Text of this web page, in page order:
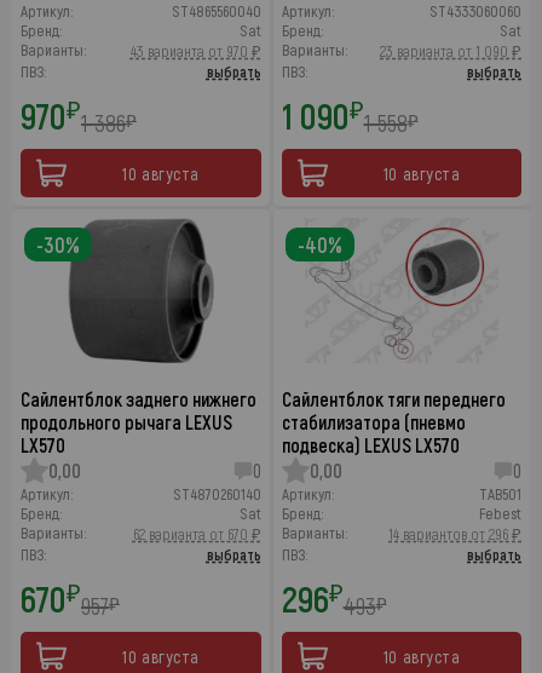
Артикул:
ST4865560040
Бренд:
Sat
Варианты:
43 варианта от 970 ₽
ПВЗ:
выбрать
970₽1 386₽
10 августа
Артикул:
ST4333060060
Бренд:
Sat
Варианты:
23 варианта от 1 090 ₽
ПВЗ:
выбрать
1 090₽1 558₽
10 августа
Сайлентблок заднего нижнего
продольного рычага LEXUS
LX570
0,00
0
Артикул:
ST4870260140
Бренд:
Sat
Варианты:
62 варианта от 670 ₽
ПВЗ:
выбрать
670₽957₽
10 августа
-30%
Сайлентблок тяги переднего
стабилизатора (пневмо
подвеска) LEXUS LX570
0,00
0
Артикул:
TAB501
Бренд:
Febest
Варианты:
14 вариантов от 296 ₽
ПВЗ:
выбрать
296₽493₽
10 августа
-40%